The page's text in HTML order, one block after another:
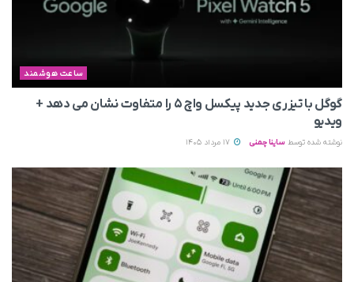
ساعت هوشمند
گوگل با تیزری جدید پیکسل واچ ۵ را متفاوت نشان می‌ دهد +
ویدیو
نوشته شده توسط ساینا چمنی